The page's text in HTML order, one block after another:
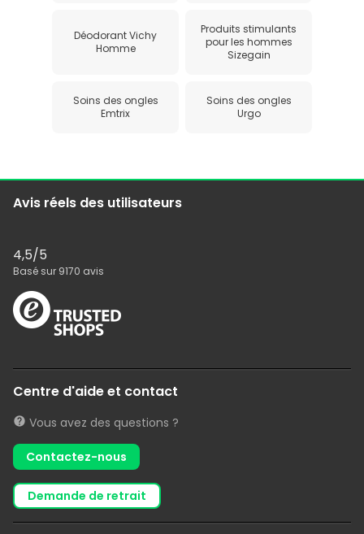
Déodorant Vichy
Homme
Produits stimulants
pour les hommes
Sizegain
Soins des ongles
Emtrix
Soins des ongles
Urgo
Avis réels des utilisateurs
4,5/5
Basé sur 9170 avis
Centre d'aide et contact
Vous avez des questions ?
Contactez-nous
demande de retrait